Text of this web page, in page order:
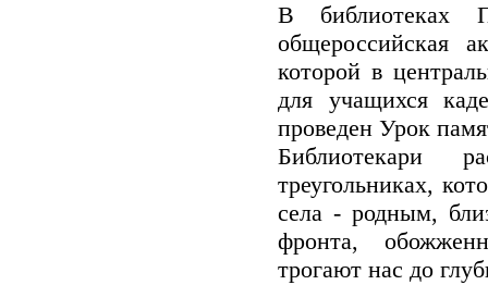
В библиотеках
общероссийская
которой в
для учащихся
проведен Урок
Библиотекари
треугольниках,
села - родным,
фронта,
трогают нас до